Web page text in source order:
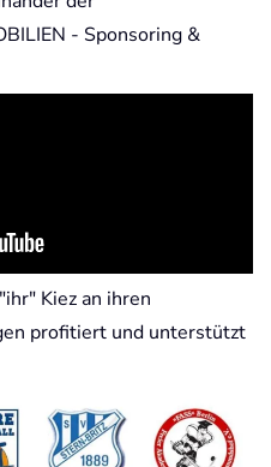
- Sponsoring &
Kiez an ihren
profitiert und unterstützt